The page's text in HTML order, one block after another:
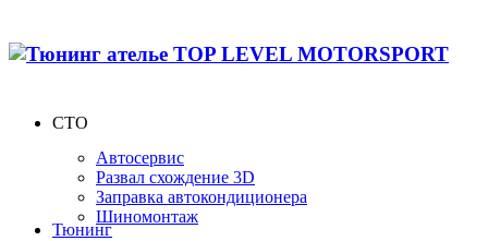
СТО
Автосервис
Развал схождение 3D
Заправка автокондиционера
Шиномонтаж
Тюнинг